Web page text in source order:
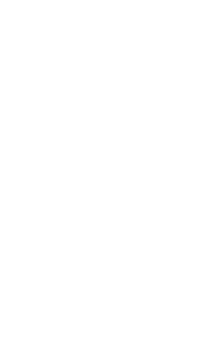
Pour recevoir nos